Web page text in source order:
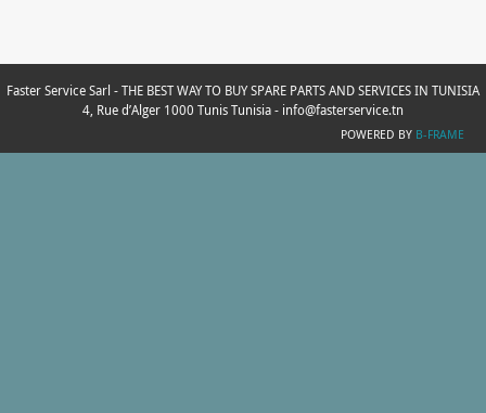
Faster Service Sarl - THE BEST WAY TO BUY SPARE PARTS AND SERVICES IN TUNISIA
4, Rue d’Alger 1000 Tunis Tunisia - info@fasterservice.tn
POWERED BY B-FRAME